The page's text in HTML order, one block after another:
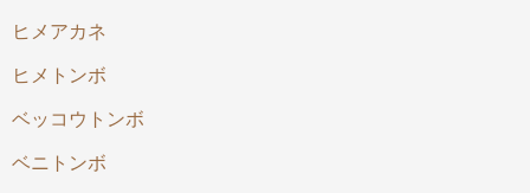
ヒメアカネ
ヒメトンボ
ベッコウトンボ
ベニトンボ